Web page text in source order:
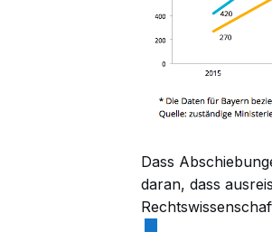
Dass
daran, dass